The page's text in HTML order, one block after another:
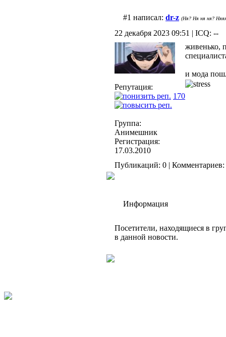
#1 написал: dr-z (Ня? Ня ня ня?
22 декабря 2023 09:51 | ICQ: --
Репутация:
170
Группа:
Анимешник
Регистрация:
17.03.2010
живенько,
и мода
Публикаций: 0 | Комментариев:
Информация
Посетители, находящиеся в
в данной новости.